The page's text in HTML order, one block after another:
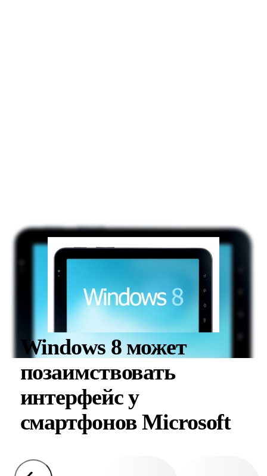
Windows 8 может
позаимствовать
интерфейс у
смартфонов Microsoft